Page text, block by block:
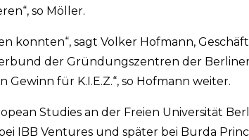
so Möller.
konnten“, sagt Volker Hofmann,
der Gründungszentren der
für K.I.E.Z.“, so Hofmann weiter.
Studies an der Freien Universität
IBB Ventures und später bei Burda